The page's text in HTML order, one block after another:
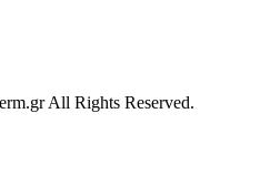
All Rights Reserved.